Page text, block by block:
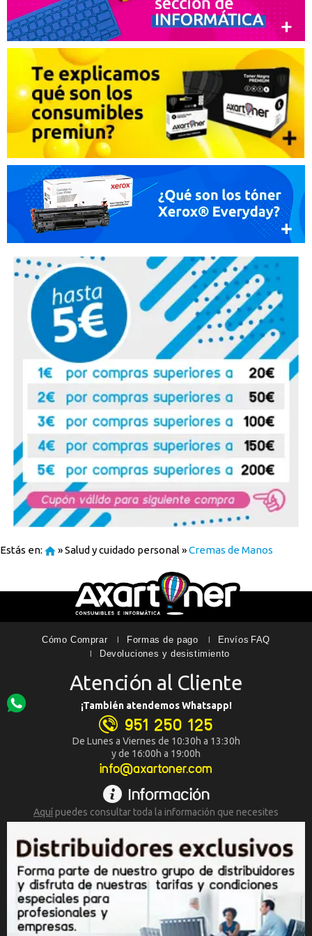
Estás en: »Salud y cuidado personal »Cremas de Manos
Cómo Comprar Formas de pago Envíos FAQ
Devoluciones y desistimiento
Atención al Cliente
¡También atendemos Whatsapp!
951 250 125
De Lunes a Viernes de 10:30h a 13:30h
y de 16:00h a 19:00h
info@axartoner.com
Información
Aquípuedes consultar toda la información que necesites